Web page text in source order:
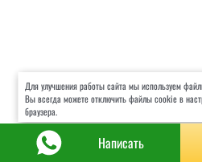
Для улучшения работы сайта мы используем
Вы всегда можете отключить файлы cookie в
браузера.
Написать